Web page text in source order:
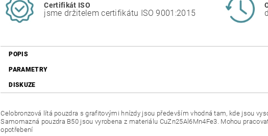
Certifikát ISO
jsme držitelem certifikátu ISO 9001:2015
POPIS
PARAMETRY
DISKUZE
Celobronzová lítá pouzdra s grafitovými hnízdy jsou především vhodná tam, kde jsou
Samomazná pouzdra B50 jsou vyrobena z materiálu CuZn25Al6Mn4Fe3. Mohou
opotřebení